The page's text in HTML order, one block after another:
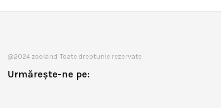
@2024 zooland. Toate drepturile rezervate
Urmărește-ne pe: